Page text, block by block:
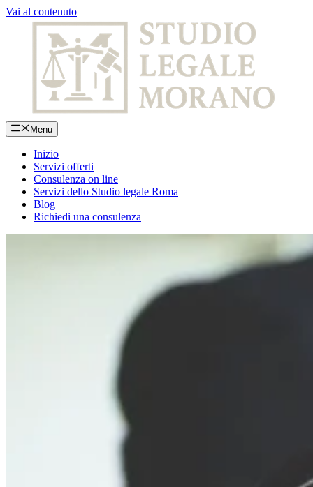
Vai al contenuto
Menu
Inizio
Servizi offerti
Consulenza on line
Servizi dello Studio legale Roma
Blog
Richiedi una consulenza